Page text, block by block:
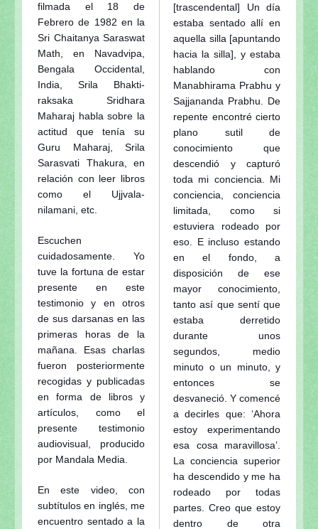
filmada el 18 de
Febrero de 1982 en la
Sri Chaitanya Saraswat
Math, en Navadvipa,
Bengala Occidental,
India, Srila Bhakti-
raksaka Sridhara
Maharaj habla sobre la
actitud que tenía su
Guru Maharaj, Srila
Sarasvati Thakura, en
relación con leer libros
como el Ujjvala-
nilamani, etc.
Escuchen
cuidadosamente. Yo
tuve la fortuna de estar
presente en este
testimonio y en otros
de sus darsanas en las
primeras horas de la
mañana. Esas charlas
fueron posteriormente
recogidas y publicadas
en forma de libros y
artículos, como el
presente testimonio
audiovisual, producido
por Mandala Media.
En este video, con
subtítulos en inglés, me
encuentro sentado a la
[trascendental] Un día
estaba sentado allí en
aquella silla [apuntando
hacia la silla], y estaba
hablando con
Manabhirama Prabhu y
Sajjananda Prabhu. De
repente encontré cierto
plano sutil de
conocimiento que
descendió y capturó
toda mi conciencia. Mi
conciencia, conciencia
limitada, como si
estuviera rodeado por
eso. E incluso estando
en el fondo, a
disposición de ese
mayor conocimiento,
tanto así que sentí que
estaba derretido
durante unos
segundos, medio
minuto o un minuto, y
entonces se
desvaneció. Y comencé
a decirles que: ‘Ahora
estoy experimentando
esa cosa maravillosa’.
La conciencia superior
ha descendido y me ha
rodeado por todas
partes. Creo que estoy
dentro de otra